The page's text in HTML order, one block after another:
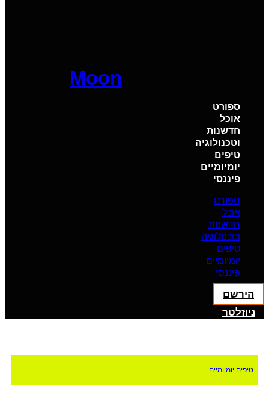
Moon
ספורט
אוכל
חדשנות
וטכנולוגיה
טיפים
יומיומיים
פיננסי
ספורט
אוכל
חדשנות
וטכנולוגיה
טיפים
יומיומיים
פיננסי
הירשם
ניוזלטר
טיפים יומיומיים